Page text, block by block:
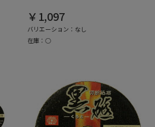
￥1,097
バリエーション：なし
在庫：○